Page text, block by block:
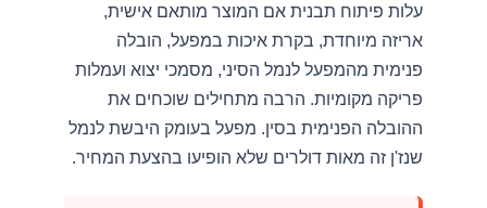
עלות פיתוח תבנית אם המוצר מותאם אישית,
אריזה מיוחדת, בקרת איכות במפעל, הובלה
פנימית מהמפעל לנמל הסיני, מסמכי יצוא ועמלות
פריקה מקומיות. הרבה מתחילים שוכחים את
ההובלה הפנימית בסין. מפעל בעומק היבשת לנמל
שנז'ן זה מאות דולרים שלא הופיעו בהצעת המחיר.